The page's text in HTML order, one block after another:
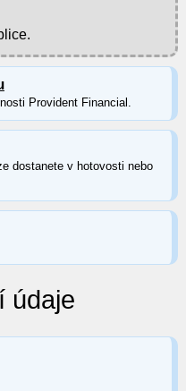
Provident Financial.
dostanete v hotovosti nebo
údaje